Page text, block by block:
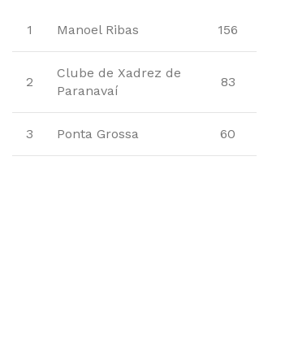
1 Manoel Ribas 156
2
Clube de Xadrez de
Paranavaí
83
3 Ponta Grossa 60